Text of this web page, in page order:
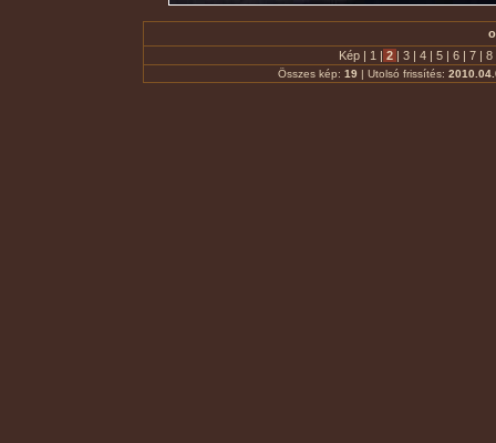
Kép | 1 | 2 | 3 | 4 | 5 | 6 | 7 | 8
Összes kép: 19 | Utolsó frissítés: